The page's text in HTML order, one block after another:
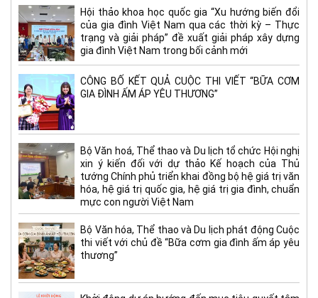
Hội thảo khoa học quốc gia “Xu hướng biến đổi
của gia đình Việt Nam qua các thời kỳ – Thực
trạng và giải pháp” đề xuất giải pháp xây dựng
gia đình Việt Nam trong bối cảnh mới
CÔNG BỐ KẾT QUẢ CUỘC THI VIẾT “BỮA CƠM
GIA ĐÌNH ẤM ÁP YÊU THƯƠNG”
Bộ Văn hoá, Thể thao và Du lịch tổ chức Hội nghị
xin ý kiến đối với dự thảo Kế hoạch của Thủ
tướng Chính phủ triển khai đồng bộ hệ giá trị văn
hóa, hệ giá trị quốc gia, hệ giá trị gia đình, chuẩn
mực con người Việt Nam
Bộ Văn hóa, Thể thao và Du lịch phát động Cuộc
thi viết với chủ đề “Bữa cơm gia đình ấm áp yêu
thương”